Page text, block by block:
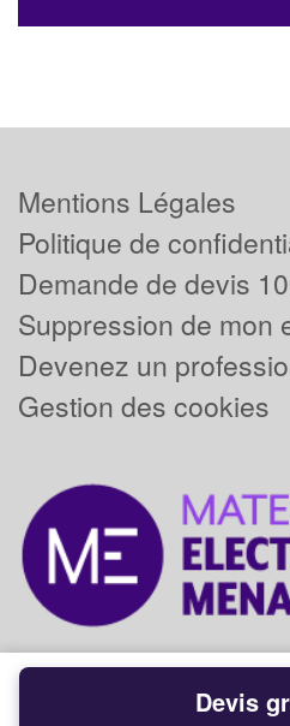
Mentions Légales
Politique de
Demande de devis
Suppression de mon
Devenez un
Gestion des cookies
Powered by
Devis